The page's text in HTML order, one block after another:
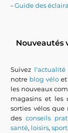
-Guide des
Nouveautés
Suivez l'actualité
notre blog véloet
les nouveaux
magasins et les
sorties vélos que
desconseils
santé, loisirs,sport